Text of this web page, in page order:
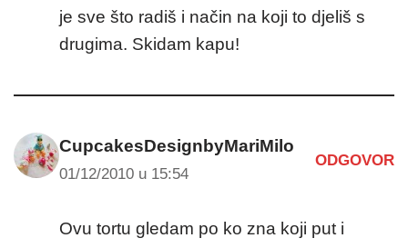
je sve što radiš i način na koji to djeliš s
drugima. Skidam kapu!
CupcakesDesignbyMariMilo
01/12/2010 u 15:54
ODGOVOR
Ovu tortu gledam po ko zna koji put i